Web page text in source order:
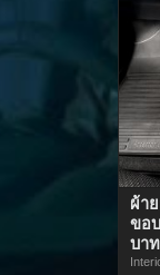
ผ้า
ขอ
บาท